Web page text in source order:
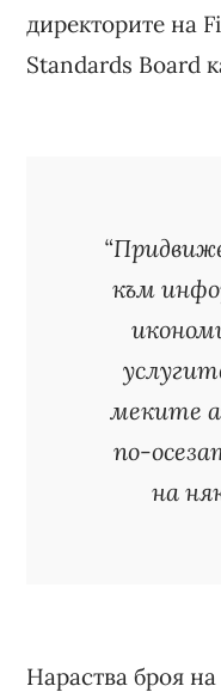
директорите на
Standards Board
към
меките
по-
на
Нараства броя